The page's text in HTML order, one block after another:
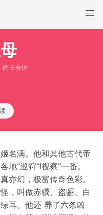
约 6 分钟
名满。他和其他古代帝
地“巡狩”!视察"一番。
亦幻，极富传奇色彩。
，叫做赤骥、盗骊、白
耳。他还 养了六条凶